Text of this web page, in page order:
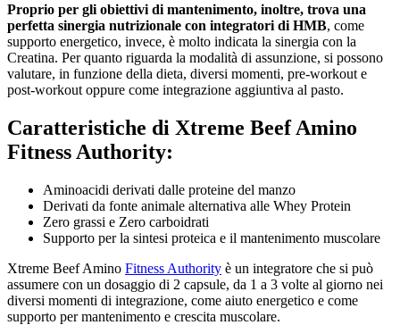
Proprio per gli obiettivi di mantenimento, inoltre, trova una
perfetta sinergia nutrizionale con integratori di HMB, come
supporto energetico, invece, è molto indicata la sinergia con la
Creatina. Per quanto riguarda la modalità di assunzione, si possono
valutare, in funzione della dieta, diversi momenti, pre-workout e
post-workout oppure come integrazione aggiuntiva al pasto.
Caratteristiche di Xtreme Beef Amino
Fitness Authority:
Aminoacidi derivati dalle proteine del manzo
Derivati da fonte animale alternativa alle Whey Protein
Zero grassi e Zero carboidrati
Supporto per la sintesi proteica e il mantenimento muscolare
Xtreme Beef Amino Fitness Authority è un integratore che si può
assumere con un dosaggio di 2 capsule, da 1 a 3 volte al giorno nei
diversi momenti di integrazione, come aiuto energetico e come
supporto per mantenimento e crescita muscolare.